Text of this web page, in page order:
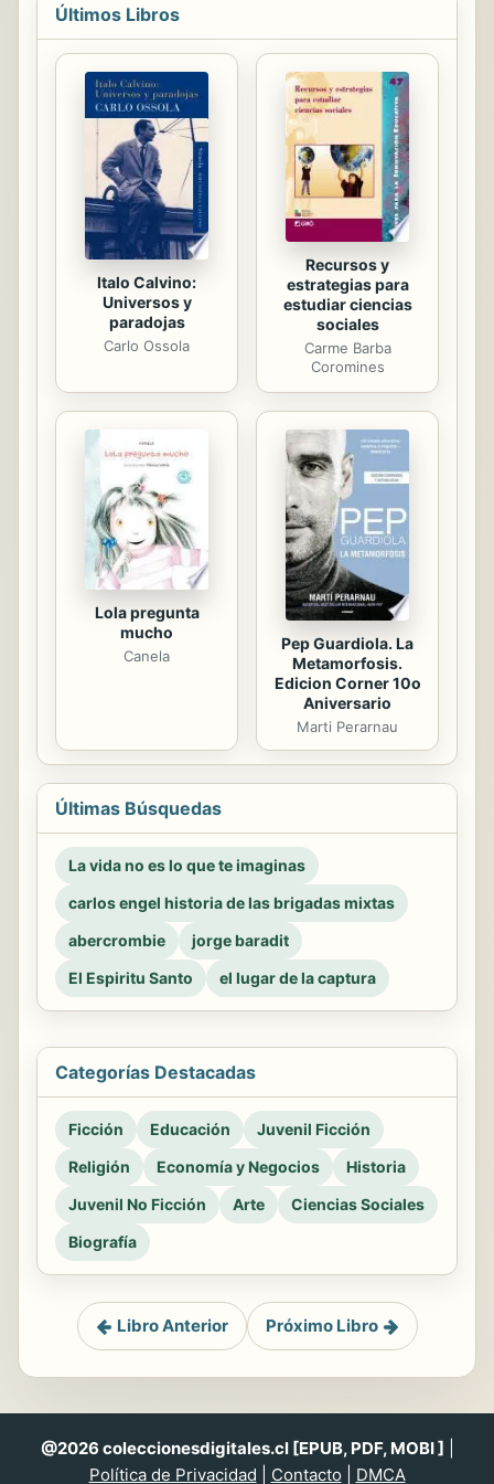
• Analizar tus hábitos diarios y
determinar si benefician u
obstaculizan tu concentración •
Determinar una estrategia adaptada
a tu entorno para mejorar tu
capacidad de concentración SOBRE
en50MINUTOS.ES | Coaching
en50MINUTOS.ES te ofrece las
claves para sacar el...
Últimos Libros
Italo Calvino:
Universos y
paradojas
Carlo Ossola
Recursos y
estrategias para
estudiar ciencias
sociales
Carme Barba
Coromines
Lola pregunta
mucho
Canela
Pep Guardiola. La
Metamorfosis.
Edicion Corner 10o
Aniversario
Marti Perarnau
Últimas Búsquedas
La vida no es lo que te imaginas
carlos engel historia de las brigadas mixtas
abercrombie
jorge baradit
El Espiritu Santo
el lugar de la captura
Categorías Destacadas
Ficción Educación
Juvenil Ficción
Religión
Economía y Negocios
Historia
Juvenil No Ficción
Arte
Ciencias Sociales
Biografía
Libro Anterior Próximo Libro
@2026 coleccionesdigitales.cl [EPUB, PDF, MOBI ]
Política de Privacidad
Contacto DMCA